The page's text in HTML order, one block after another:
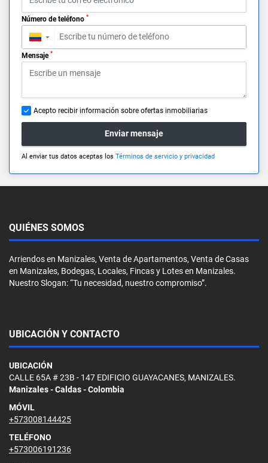
Número de teléfono *
▼
Mensaje *
Acepto recibir información sobre ofertas inmobiliarias
Enviar mensaje
Al enviar tus datos aceptas los Términos de servicio y privacidad
QUIÉNES SOMOS
Arriendos en Manizales, Venta de Apartamentos, Venta de Casas
en Manizales, Bodegas, Locales, Fincas y Lotes en Manizales.
Nuestro Slogan: “Tu necesidad, nuestro compromiso”.
UBICACIÓN Y CONTACTO
UBICACIÓN
CALLE 65A # 23B - 147 EDIFICIO GUAYACANES, MANIZALES.
Manizales - Caldas - Colombia
MÓVIL
+573008144425
TELÉFONO
+573006191236